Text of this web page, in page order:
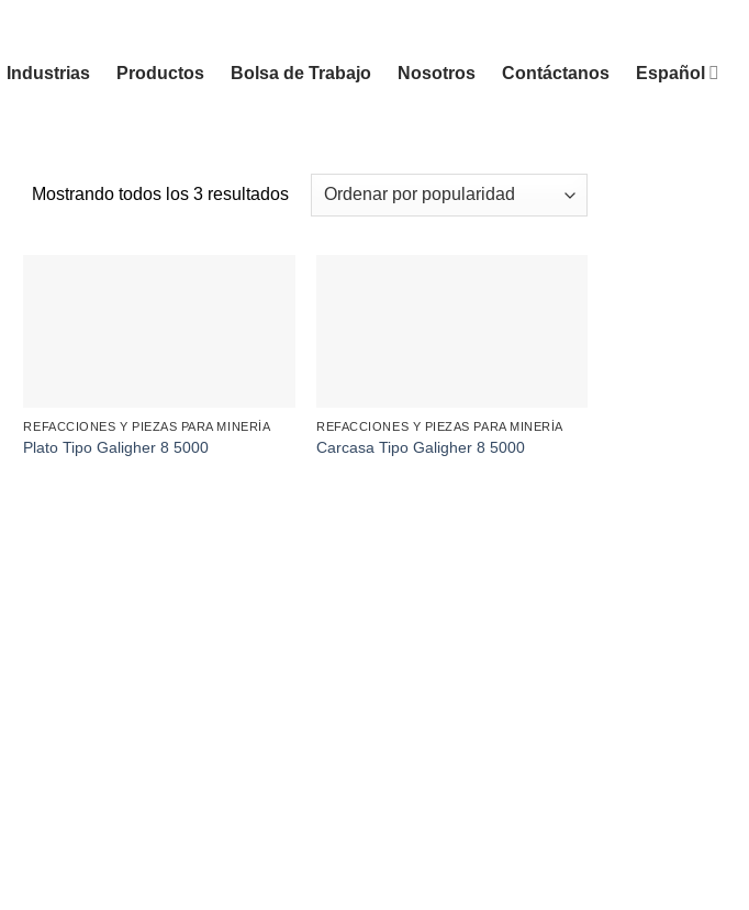
Industrias Productos Bolsa de Trabajo Nosotros Contáctanos Español
Mostrando todos los 3 resultadosSorted
REFACCIONES Y PIEZAS PARA MINERÍA
Plato Tipo Galigher 8 5000
REFACCIONES Y PIEZAS PARA MINERÍA
Carcasa Tipo Galigher 8 5000